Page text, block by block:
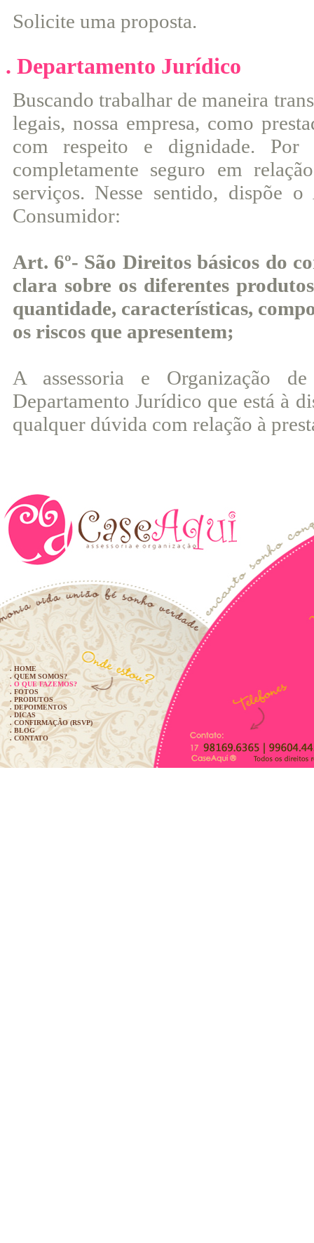
Solicite uma proposta.
. Departamento Jurídico
Buscando trabalhar de maneira
legais, nossa empresa, como
com respeito e dignidade. Por
completamente seguro em
serviços. Nesse sentido,
Consumidor:
Art. 6º- São Direitos básicos do
clara sobre os diferentes
quantidade, características,
os riscos que apresentem;
A assessoria e Organização
Departamento Jurídico que está à
qualquer dúvida com relação à
. HOME
. QUEM SOMOS?
. O QUE FAZEMOS?
. FOTOS
. PRODUTOS
. DEPOIMENTOS
. DICAS
. CONFIRMAÇÃO (RSVP)
. BLOG
. CONTATO